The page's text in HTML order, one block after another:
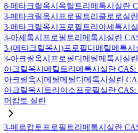
8-메타크릴옥시옥틸트리메톡시실란
3-메타크릴옥시프로필트리클로로실
3-메타크릴옥시프로필트리아세톡시실
3-아세톡시프로필트리메톡시실란
3-(메타크릴옥시)프로필디메틸메톡시
3-아크릴옥시프로필디메틸메톡시실란
아크릴옥시메틸트리메톡시실란 CAS:
아크릴옥시메틸메틸디메톡시실란
아크릴옥시트리이소프로필실란 CAS:
머캅토 실란
3-메르캅토프로필트리메톡시실란